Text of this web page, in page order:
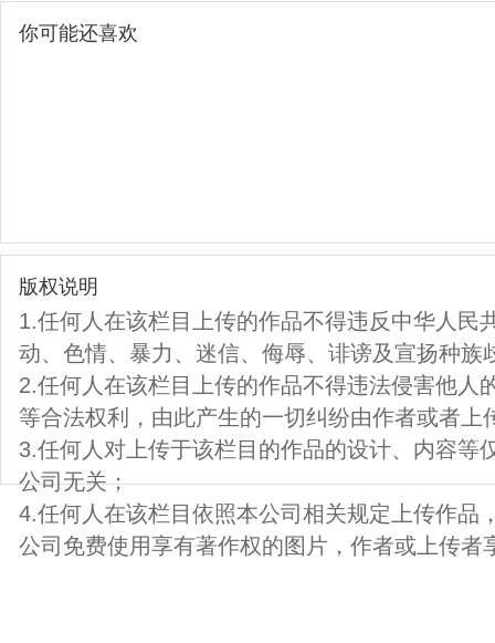
你可能还喜欢
版权说明
1.任何人在该栏目上传的作品不得违反中华人民
动、色情、暴力、迷信、侮辱、诽谤及宣扬种族
2.任何人在该栏目上传的作品不得违法侵害他人
等合法权利，由此产生的一切纠纷由作者或者上
3.任何人对上传于该栏目的作品的设计、内容等
公司无关；
4.任何人在该栏目依照本公司相关规定上传作品
公司免费使用享有著作权的图片，作者或上传者